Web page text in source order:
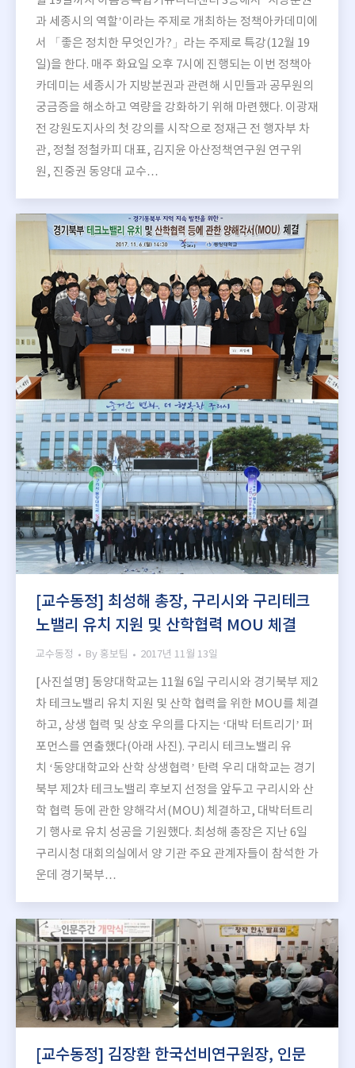
과 세종시의 역할’이라는 주제로 개최하는 정책아카데미에
서 「좋은 정치한 무엇인가?」라는 주제로 특강(12월 19
일)을 한다. 매주 화요일 오후 7시에 진행되는 이번 정책아
카데미는 세종시가 지방분권과 관련해 시민들과 공무원의
궁금증을 해소하고 역량을 강화하기 위해 마련했다. 이광재
전 강원도지사의 첫 강의를 시작으로 정재근 전 행자부 차
관, 정철 정철카피 대표, 김지윤 아산정책연구원 연구위
원, 진중권 동양대 교수…
[교수동정] 최성해 총장, 구리시와 구리테크
노밸리 유치 지원 및 산학협력 MOU 체결
교수동정 By 홍보팀 2017년 11월 13일
[사진설명] 동양대학교는 11월 6일 구리시와 경기북부 제2
차 테크노밸리 유치 지원 및 산학 협력을 위한 MOU를 체결
하고, 상생 협력 및 상호 우의를 다지는 ‘대박 터트리기’ 퍼
포먼스를 연출했다(아래 사진). 구리시 테크노밸리 유
치 ‘동양대학교와 산학 상생협력’ 탄력 우리 대학교는 경기
북부 제2차 테크노밸리 후보지 선정을 앞두고 구리시와 산
학 협력 등에 관한 양해각서(MOU) 체결하고, 대박터트리
기 행사로 유치 성공을 기원했다. 최성해 총장은 지난 6일
구리시청 대회의실에서 양 기관 주요 관계자들이 참석한 가
운데 경기북부…
[교수동정] 김장환 한국선비연구원장, 인문